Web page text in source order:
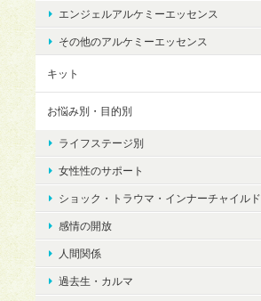
エンジェルアルケミーエッセンス
その他のアルケミーエッセンス
キット
お悩み別・目的別
ライフステージ別
女性性のサポート
ショック・トラウマ・インナーチャイルド
感情の開放
人間関係
過去生・カルマ